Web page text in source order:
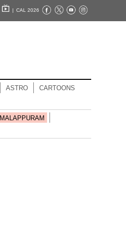
| CAL 2026
ASTRO CARTOONS
MALAPPURAM